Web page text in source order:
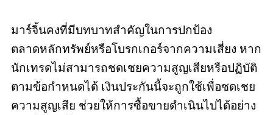
มาร์จิ้นคงที่มีบทบาทสำคัญในการปกป้อง
ตลาดหลักทรัพย์หรือโบรกเกอร์จากความเสี่ยง หาก
นักเทรดไม่สามารถชดเชยความสูญเสียหรือปฏิบัติ
ตามข้อกำหนดได้ เงินประกันนี้จะถูกใช้เพื่อชดเชย
ความสูญเสีย ช่วยให้การซื้อขายดำเนินไปได้อย่าง